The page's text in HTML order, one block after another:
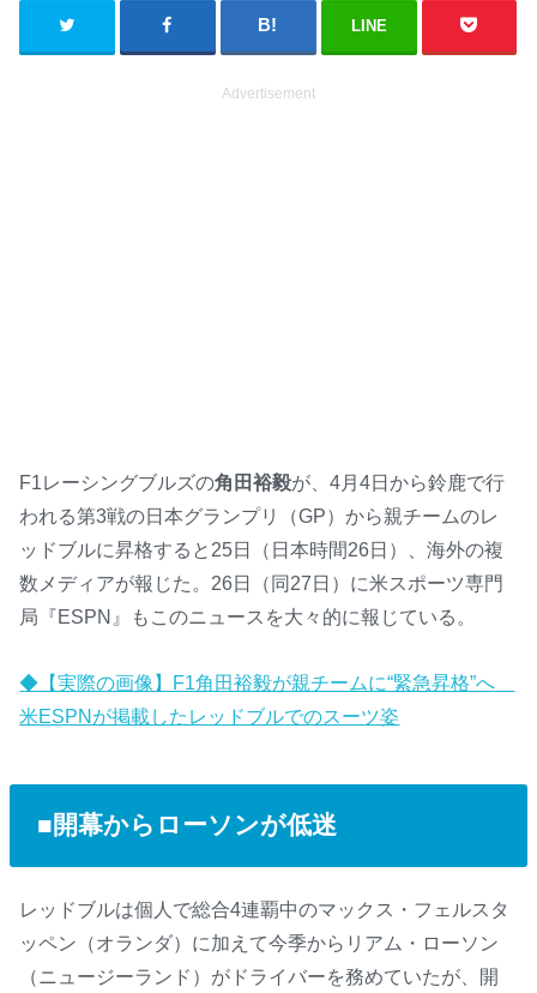
LINE
Advertisement
F1レーシングブルズの角田裕毅が、4月4日から鈴鹿で行
われる第3戦の日本グランプリ（GP）から親チームのレ
ッドブルに昇格すると25日（日本時間26日）、海外の複
数メディアが報じた。26日（同27日）に米スポーツ専門
局『ESPN』もこのニュースを大々的に報じている。
◆【実際の画像】F1角田裕毅が親チームに“緊急昇格”へ
米ESPNが掲載したレッドブルでのスーツ姿
■開幕からローソンが低迷
レッドブルは個人で総合4連覇中のマックス・フェルスタ
ッペン（オランダ）に加えて今季からリアム・ローソン
（ニュージーランド）がドライバーを務めていたが、開